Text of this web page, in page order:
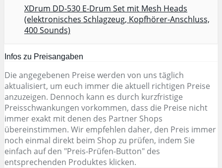
XDrum DD-530 E-Drum Set mit Mesh Heads
(elektronisches Schlagzeug, Kopfhörer-Anschluss,
400 Sounds)
Infos zu Preisangaben
Die angegebenen Preise werden von uns täglich
aktualisiert, um euch immer die aktuell richtigen Preise
anzuzeigen. Dennoch kann es durch kurzfristige
Preisschwankungen vorkommen, dass die Preise nicht
immer exakt mit denen des Partner Shops
übereinstimmen. Wir empfehlen daher, den Preis immer
noch einmal direkt beim Shop zu prüfen, indem Sie
einfach auf den "Preis-Prüfen-Button" des
entsprechenden Produktes klicken.